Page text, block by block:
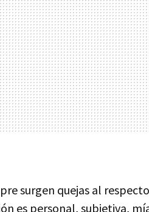
surgen quejas al
es personal, subjetiva,